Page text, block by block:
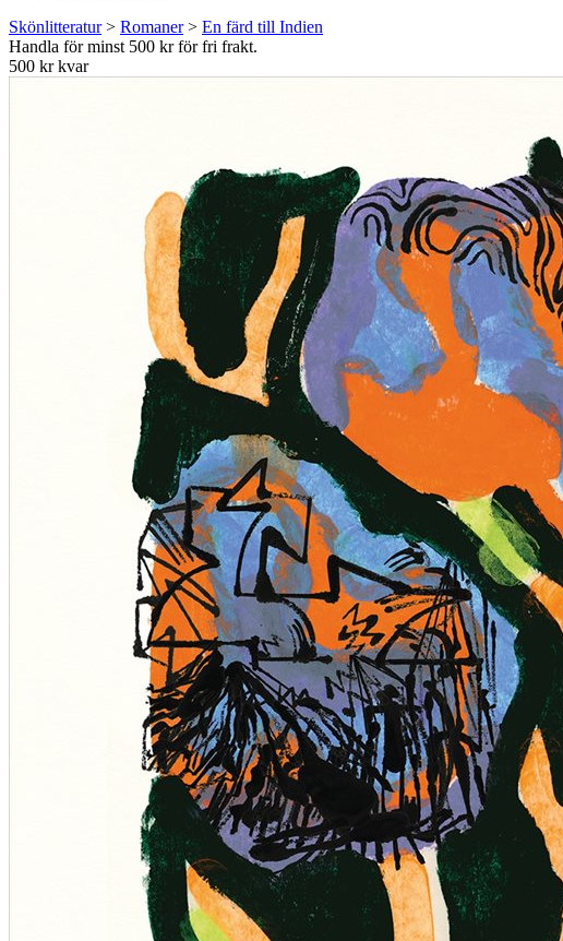
Skönlitteratur> Romaner> En färd till Indien
Handla för minst 500 kr för fri frakt.
500 kr kvar